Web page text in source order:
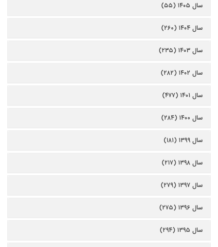
سال ۱۴۰۵ (۵۵)
سال ۱۴۰۴ (۲۶۰)
سال ۱۴۰۳ (۲۳۵)
سال ۱۴۰۲ (۲۸۲)
سال ۱۴۰۱ (۴۷۷)
سال ۱۴۰۰ (۲۸۴)
سال ۱۳۹۹ (۱۸۱)
سال ۱۳۹۸ (۲۱۷)
سال ۱۳۹۷ (۲۷۹)
سال ۱۳۹۶ (۲۷۵)
سال ۱۳۹۵ (۲۹۴)